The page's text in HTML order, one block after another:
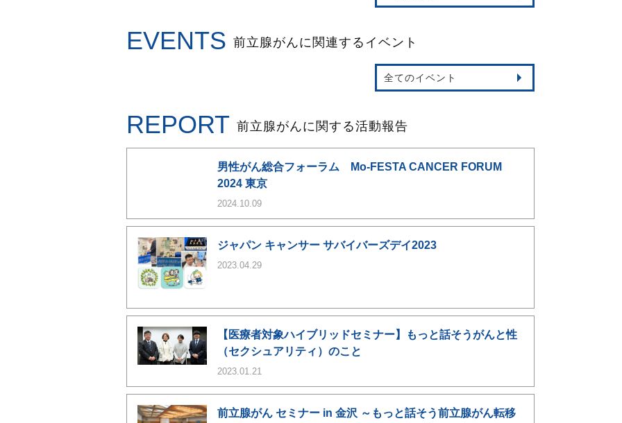
EVENTS 前立腺がんに関連するイベント
全てのイベント
REPORT 前立腺がんに関する活動報告
男性がん総合フォーラム Mo-FESTA CANCER FORUM
2024 東京
2024.10.09
ジャパン キャンサー サバイバーズデイ2023
2023.04.29
【医療者対象ハイブリッドセミナー】もっと話そうがんと性
（セクシュアリティ）のこと
2023.01.21
前立腺がん セミナー in 金沢 ～もっと話そう前立腺がん転移